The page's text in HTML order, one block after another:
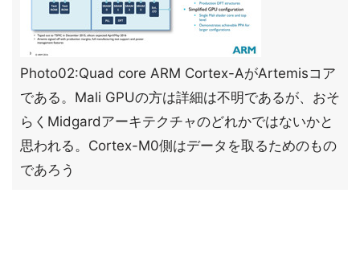
Photo02:Quad core ARM Cortex-AがArtemisコア
である。Mali GPUの方は詳細は不明であるが、おそ
らくMidgardアーキテクチャのどれかではないかと
思われる。Cortex-M0側はデータを取るためのもの
であろう